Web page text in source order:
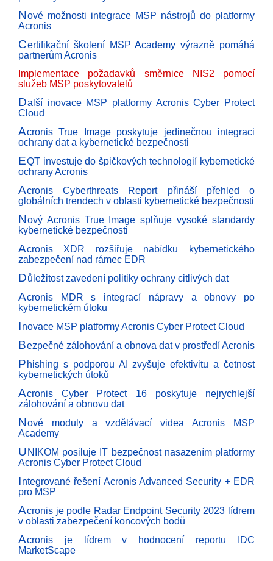
Nové možnosti integrace MSP nástrojů do platformy
Acronis
Certifikační školení MSP Academy výrazně pomáhá
partnerům Acronis
Implementace požadavků směrnice NIS2 pomocí
služeb MSP poskytovatelů
Další inovace MSP platformy Acronis Cyber Protect
Cloud
Acronis True Image poskytuje jedinečnou integraci
ochrany dat a kybernetické bezpečnosti
EQT investuje do špičkových technologií kybernetické
ochrany Acronis
Acronis Cyberthreats Report přináší přehled o
globálních trendech v oblasti kybernetické bezpečnosti
Nový Acronis True Image splňuje vysoké standardy
kybernetické bezpečnosti
Acronis XDR rozšiřuje nabídku kybernetického
zabezpečení nad rámec EDR
Důležitost zavedení politiky ochrany citlivých dat
Acronis MDR s integrací nápravy a obnovy po
kybernetickém útoku
Inovace MSP platformy Acronis Cyber Protect Cloud
Bezpečné zálohování a obnova dat v prostředí Acronis
Phishing s podporou AI zvyšuje efektivitu a četnost
kybernetických útoků
Acronis Cyber Protect 16 poskytuje nejrychlejší
zálohování a obnovu dat
Nové moduly a vzdělávací videa Acronis MSP
Academy
UNIKOM posiluje IT bezpečnost nasazením platformy
Acronis Cyber Protect Cloud
Integrované řešení Acronis Advanced Security + EDR
pro MSP
Acronis je podle Radar Endpoint Security 2023 lídrem
v oblasti zabezpečení koncových bodů
Acronis je lídrem v hodnocení reportu IDC
MarketScape